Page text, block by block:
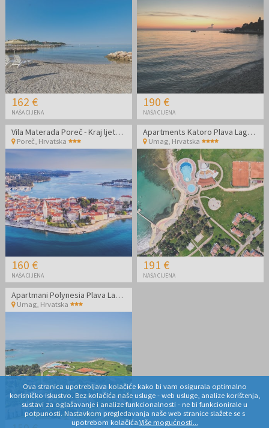
162 €
NAŠA CIJENA
190 €
NAŠA CIJENA
Vila Materada Poreč - Kraj ljeta na izuzetnoj lokaciji
Poreč, Hrvatska
160 €
NAŠA CIJENA
Apartments Katoro Plava Laguna - Odmor u Istri
Umag, Hrvatska
191 €
NAŠA CIJENA
Apartmani Polynesia Plava Laguna - Kraj ljeta u Istri
Umag, Hrvatska
Ova stranica upotrebljava kolačiće kako bi vam osigurala optimalno
korisničko iskustvo. Bez kolačića naše usluge - web usluge, analize korištenja,
sustavi za oglašavanje i analize funkcionalnosti - ne bi funkcionirale u
potpunosti. Nastavkom pregledavanja naše web stranice slažete se s
upotrebom kolačića.Više mogućnosti...